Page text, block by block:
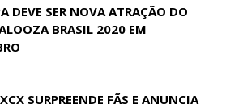
DEVE SER NOVA ATRAÇÃO DO
BRASIL 2020 EM
SURPREENDE FÃS E ANUNCIA